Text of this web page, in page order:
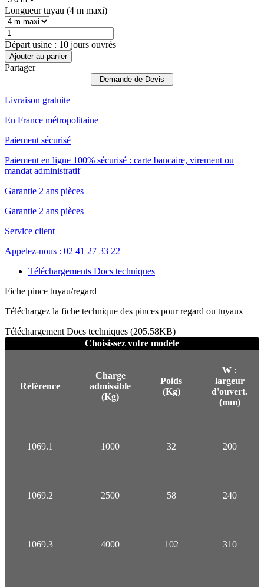
Longueur tuyau (4 m maxi)
Départ usine : 10 jours ouvrés
Ajouter au panier
Partager
Demande de Devis
Livraison gratuite
En France métropolitaine
Paiement sécurisé
Paiement en ligne 100% sécurisé : carte bancaire, virement ou
mandat administratif
Garantie 2 ans pièces
Garantie 2 ans pièces
Service client
Appelez-nous : 02 41 27 33 22
Téléchargements Docs techniques
Fiche pince tuyau/regard
Téléchargez la fiche technique des pinces pour regard ou tuyaux
Téléchargement Docs techniques (205.58KB)
Choisissez votre modèle
Référence
Charge
admissible
(Kg)
Poids
(Kg)
W :
largeur
d'ouvert.
(mm)
1069.1 1000 32 200
1069.2 2500 58 240
1069.3 4000 102 310